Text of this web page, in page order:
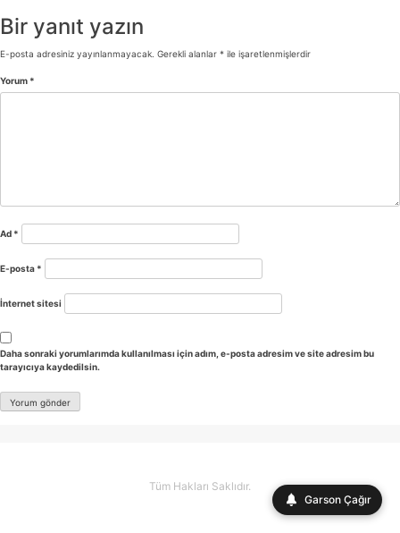
Bir yanıt yazın
E-posta adresiniz yayınlanmayacak. Gerekli alanlar * ile işaretlenmişlerdir
Yorum *
Ad *
E-posta *
İnternet sitesi
Daha sonraki yorumlarımda kullanılması için adım, e-posta adresim ve site adresim bu
tarayıcıya kaydedilsin.
Tüm Hakları Saklıdır.
Garson Çağır